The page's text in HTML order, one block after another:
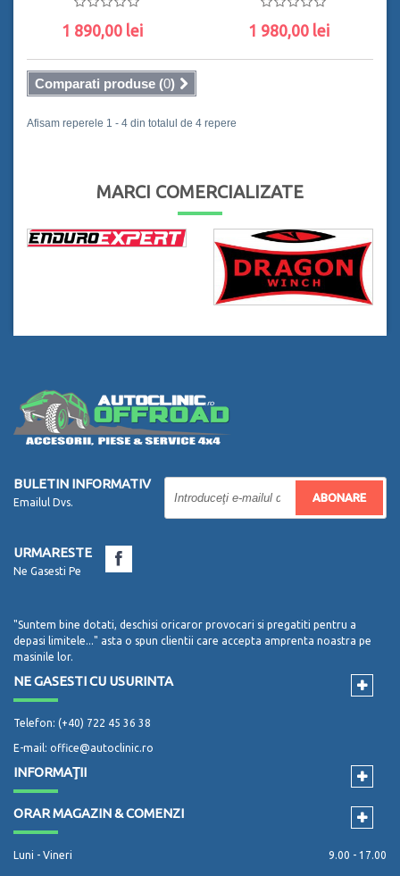
1 890,00 lei
ADAUGĂ ÎN COŞ
1 980,00 lei
Comparati produse (0)
Afisam reperele 1 - 4 din totalul de 4 repere
MARCI COMERCIALIZATE
BULETIN INFORMATIV
Emailul Dvs. ABONARE
URMARESTE
Ne Gasesti Pe
"Suntem bine dotati, deschisi oricaror provocari si pregatiti pentru a
depasi limitele..." asta o spun clientii care accepta amprenta noastra pe
masinile lor.
NE GASESTI CU USURINTA
Telefon: (+40) 722 45 36 38
E-mail: office@autoclinic.ro
INFORMAŢII
ORAR MAGAZIN & COMENZI
Luni - Vineri 9.00 - 17.00